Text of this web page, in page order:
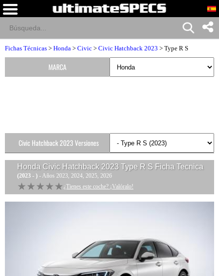
Fichas Técnicas > Honda > Civic > Civic Hatchback 2023 > Type R S
Honda Civic Hatchback 2023 Type R S Ficha Tecnica
(2023 - ) - Años 2023, 2024, 2025, 2026
★★★★★
★★★★★ ¿Tienes este coche? ¡Valóralo!
MARCA
Civic Hatchback 2023 Versiones